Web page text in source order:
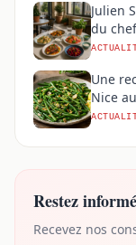
Julien
du chef
Une
Nice
Restez informé
Recevez nos